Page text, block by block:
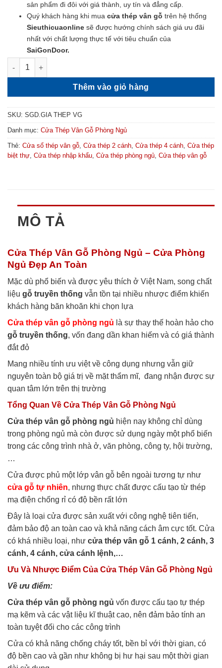
sản phẩm đi đôi với giá thành, uy tín và đẳng cấp.
Quý khách hàng khi mua cửa thép vân gỗ trên hệ thống
Sieuthicuaonlinesẽ được hướng chính sách giá ưu đãi
nhất với chất lượng thực tế với tiêu chuẩn của
SaiGonDoor.
Giá Cửa Thép Vân Gỗ - Cửa Thép Vân Gỗ GS1H17 số lượng
Thêm vào giỏ hàng
SKU: SGD.GIA THEP VG
Danh mục: Cửa Thép Vân Gỗ Phòng Ngủ
Thẻ: Cửa sổ thép vân gỗ Cửa thép 2 cánh Cửa thép 4 cánh Cửa thép
biệt thự Cửa thép nhập khẩu Cửa thép phòng ngủ Cửa thép vân gỗ
MÔ TẢ
Cửa Thép Vân Gỗ Phòng Ngủ – Cửa Phòng
Ngủ Đẹp An Toàn
Mặc dù phổ biến và được yêu thích ở Việt Nam, song chất
liệu gỗ truyền thống vẫn tồn tại nhiều nhược điểm khiến
khách hàng băn khoăn khi chọn lựa
Cửa thép vân gỗ phòng ngủ là sự thay thế hoàn hảo cho
gỗ truyền thống, vốn đang dần khan hiếm và có giá thành
đắt đỏ
Mang nhiều tính ưu việt về công dụng nhưng vẫn giữ
nguyên toàn bộ giá trị về mặt thẩm mĩ, đang nhận được sự
quan tâm lớn trên thị trường
Tổng Quan Về Cửa Thép Vân Gỗ Phòng Ngủ
Cửa thép vân gỗ phòng ngủ hiện nay không chỉ dùng
trong phòng ngủ mà còn được sử dụng ngày một phổ biến
trong các công trình nhà ở, văn phòng, công ty, hội trường,
…
Cửa được phủ một lớp vân gỗ bên ngoài tương tự như
cửa gỗ tự nhiên, nhưng thực chất được cấu tạo từ thép
mạ điện chống rỉ có độ bền rất lớn
Đây là loại cửa được sản xuất với công nghệ tiên tiến,
đảm bảo độ an toàn cao và khả năng cách âm cực tốt. Cửa
có khá nhiều loại, như cửa thép vân gỗ 1 cánh, 2 cánh, 3
cánh, 4 cánh, cửa cánh lệnh,…
Ưu Và Nhược Điểm Của Cửa Thép Vân Gỗ Phòng Ngủ
Về ưu điểm:
Cửa thép vân gỗ phòng ngủ vốn được cấu tạo tự thép
mạ kẽm và các vật liệu kĩ thuật cao, nên đảm bảo tính an
toàn tuyệt đối cho các công trình
Cửa có khả năng chống cháy tốt, bền bỉ với thời gian, có
độ bền cao và gần như không bị hư hại sau một thời gian